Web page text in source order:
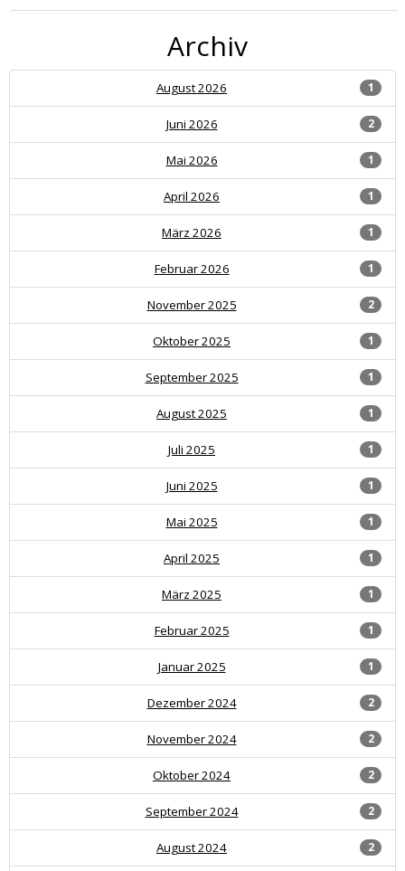
Archiv
1
August 2026
2
Juni 2026
1
Mai 2026
1
April 2026
1
März 2026
1
Februar 2026
2
November 2025
1
Oktober 2025
1
September 2025
1
August 2025
1
Juli 2025
1
Juni 2025
1
Mai 2025
1
April 2025
1
März 2025
1
Februar 2025
1
Januar 2025
2
Dezember 2024
2
November 2024
2
Oktober 2024
2
September 2024
2
August 2024